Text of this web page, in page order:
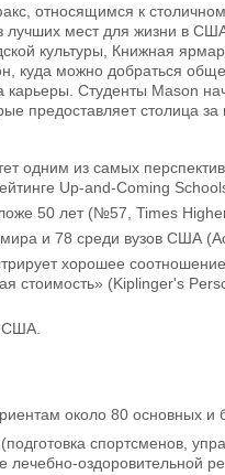
относящимся к
мест для жизни в
культуры, Книжная
куда можно добраться
Студенты Mason
предоставляет столица
одним из самых
Up-and-Coming
50 лет (№57, Times
и 78 среди вузов США
хорошее
стоимость» (Kiplinger's
США.
около 80 основных и
спортсменов,
оздоровительной